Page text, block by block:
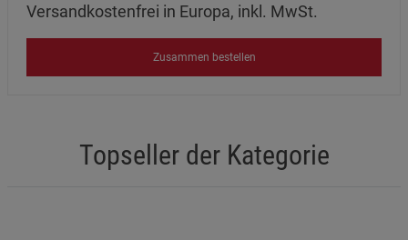
Versandkostenfrei in Europa, inkl. MwSt.
Zusammen bestellen
Topseller der Kategorie